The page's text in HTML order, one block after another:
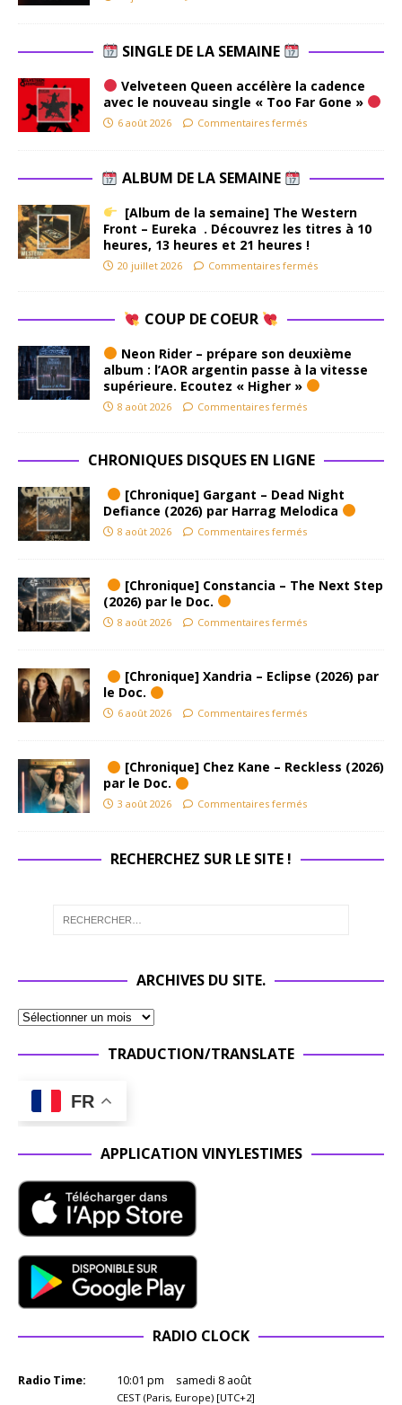
SINGLE DE LA SEMAINE
Velveteen Queen accélère la cadence
avec le nouveau single « Too Far Gone »
6 août 2026 Commentaires fermés
ALBUM DE LA SEMAINE
[Album de la semaine] The Western
Front – Eureka . Découvrez les titres à 10
heures, 13 heures et 21 heures !
20 juillet 2026 Commentaires fermés
COUP DE COEUR
Neon Rider – prépare son deuxième
album : l’AOR argentin passe à la vitesse
supérieure. Ecoutez « Higher »
8 août 2026 Commentaires fermés
CHRONIQUES DISQUES EN LIGNE
[Chronique] Gargant – Dead Night
Defiance (2026) par Harrag Melodica
8 août 2026 Commentaires fermés
[Chronique] Constancia – The Next Step
(2026) par le Doc.
8 août 2026 Commentaires fermés
[Chronique] Xandria – Eclipse (2026) par
le Doc.
6 août 2026 Commentaires fermés
[Chronique] Chez Kane – Reckless (2026)
par le Doc.
3 août 2026 Commentaires fermés
RECHERCHEZ SUR LE SITE !
ARCHIVES DU SITE.
TRADUCTION/TRANSLATE
FR
APPLICATION VINYLESTIMES
RADIO CLOCK
Radio Time: 10:01 pm samedi 8 août
CEST (Paris, Europe) [UTC+2]